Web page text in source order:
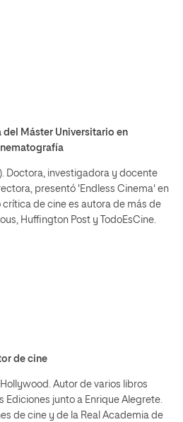
Máster Universitario en
Doctora, investigadora y docente
presentó 'Endless Cinema' en
crítica de cine es autora de más de
Huffington Post y TodoEsCine.
de cine
Autor de varios libros
Ediciones junto a Enrique Alegrete.
de cine y de la Real Academia de